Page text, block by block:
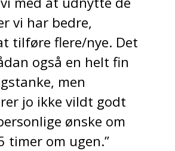
vi har bedre,
tilføre flere/nye. Det
også en helt fin
men
jo ikke vildt godt
ønske om
timer om ugen.”